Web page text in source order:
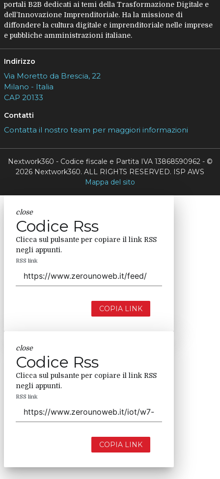
portali B2B dedicati ai temi della Trasformazione Digitale e
dell’Innovazione Imprenditoriale. Ha la missione di
diffondere la cultura digitale e imprenditoriale nelle imprese
e pubbliche amministrazioni italiane.
Indirizzo
Via Moretto da Brescia, 22
Milano - Italia
CAP 20133
Contatti
Contatta il nostro team per maggiori informazioni
Nextwork360 - Codice fiscale e Partita IVA 13868590962 - ©
2026 Nextwork360. ALL RIGHTS RESERVED. ISP AWS
Mappa del sito
close
Codice Rss
Clicca sul pulsante per copiare il link RSS
negli appunti.
RSS link
COPIA LINK
close
Codice Rss
Clicca sul pulsante per copiare il link RSS
negli appunti.
RSS link
COPIA LINK